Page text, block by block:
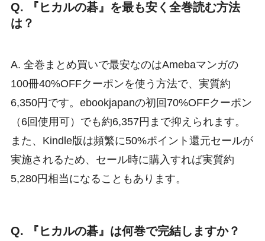
Q. 『ヒカルの碁』を最も安く全巻読む方法
は？
A. 全巻まとめ買いで最安なのはAmebaマンガの
100冊40%OFFクーポンを使う方法で、実質約
6,350円です。ebookjapanの初回70%OFFクーポン
（6回使用可）でも約6,357円まで抑えられます。
また、Kindle版は頻繁に50%ポイント還元セールが
実施されるため、セール時に購入すれば実質約
5,280円相当になることもあります。
Q. 『ヒカルの碁』は何巻で完結しますか？